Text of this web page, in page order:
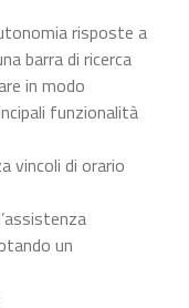
risposte a
barra di ricerca
in modo
funzionalità
vincoli di orario
un